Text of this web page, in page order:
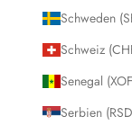
Schweden
Schweiz
Senegal
Serbien